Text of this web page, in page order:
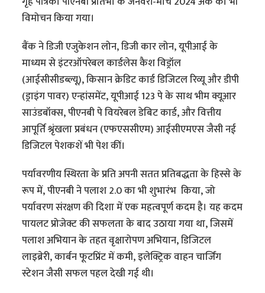
विमोचन किया गया।
बैंक ने डिजी एजुकेशन लोन, डिजी कार लोन, यूपीआई के
माध्यम से इंटरऑपरेबल कार्डलेस कैश विड्रॉल
(आईसीसीडब्ल्यू), किसान क्रेडिट कार्ड डिजिटल रिव्यू और डीपी
(ड्राइंग पावर) एन्हांसमेंट, यूपीआई 123 पे के साथ भीम क्यूआर
साउंडबॉक्स, पीएनबी पे वियरेबल डेबिट कार्ड, और वित्तीय
आपूर्ति श्रृंखला प्रबंधन (एफएससीएम) आईसीएमएस जैसी नई
डिजिटल पेशकशें भी पेश कीं।
पर्यावरणीय स्थिरता के प्रति अपनी सतत प्रतिबद्धता के हिस्से के
रूप में, पीएनबी ने पलाश 2.0 का भी शुभारंभ किया, जो
पर्यावरण संरक्षण की दिशा में एक महत्वपूर्ण कदम है। यह कदम
पायलट प्रोजेक्ट की सफलता के बाद उठाया गया था, जिसमें
पलाश अभियान के तहत वृक्षारोपण अभियान, डिजिटल
लाइब्रेरी, कार्बन फूटप्रिंट में कमी, इलेक्ट्रिक वाहन चार्जिंग
स्टेशन जैसी सफल पहल देखी गई थी।